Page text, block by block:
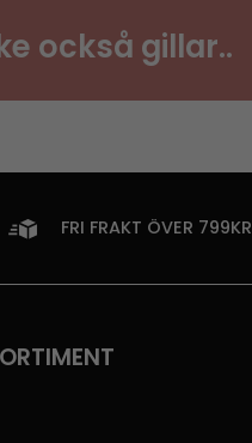
också gillar..
FRI FRAKT ÖVER 799KR